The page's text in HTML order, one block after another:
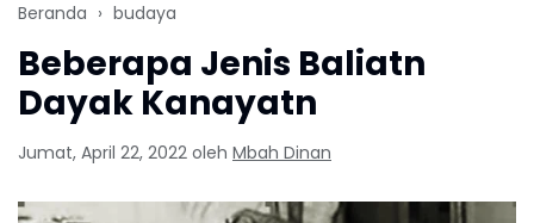
Beranda budaya
Beberapa Jenis Baliatn
Dayak Kanayatn
Jumat, April 22, 2022 oleh Mbah Dinan